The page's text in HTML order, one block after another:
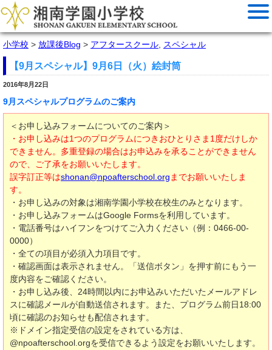
小学校 > 放課後Blog > アフタースクール スペシャル
【9月スペシャル】9月6日（火）絵封筒
2016年8月22日
9月スペシャルプログラムのご案内
＜お申し込みフォームについてのご案内＞
・お申し込みは1つのプログラムにつきおひとりさま1度だけしか
できません。多重登録の場合はお申込みを承ることができません
ので、ご了承をお願いいたします。
誤字訂正等はshonan@npoafterschool.org までお願いいたしま
す。
・お申し込みの対象は湘南学園小学校在校生のみとなります。
・お申し込みフォームはGoogle Formsを利用しています。
・電話番号はハイフンをつけてご入力ください（例：0466-00-
0000）
・全ての項目が必須入力項目です。
・確認画面は表示されません。「送信ボタン」を押す前にもう一
度内容をご確認ください。
・お申し込み後、24時間以内にお申込みいただいたメールアドレ
スに確認メールが自動送信されます。また、プログラム前日18:00
頃に確認のお知らせも配信されます。
※ドメイン指定受信の設定をされている方は、
@npoafterschool.orgを受信できるよう設定をお願いいたします。